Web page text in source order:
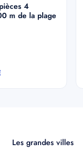
4
m de la plage
Les grandes villes